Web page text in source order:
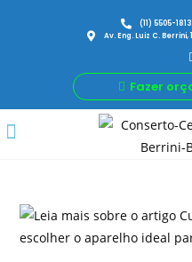
(11) 5505-1813
Av. Eng. Luiz C. Berrini,
Fazer